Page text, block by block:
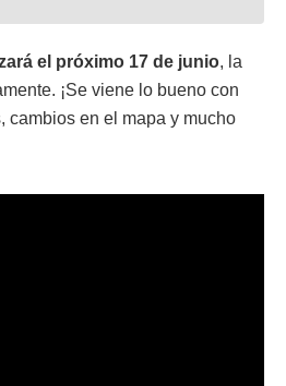
el próximo 17 de junio, la
¡Se viene lo bueno con
cambios en el mapa y mucho